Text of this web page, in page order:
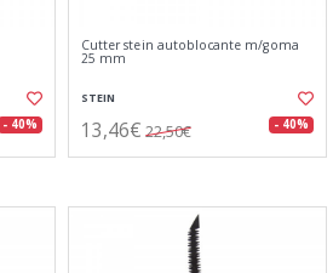
- 40%
Cutter stein autoblocante m/goma
25 mm
STEIN
13,46€ 22,50€ - 40%